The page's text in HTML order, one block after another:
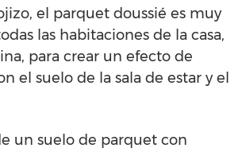
el parquet doussié es muy
las habitaciones de la casa,
para crear un efecto de
el suelo de la sala de estar y el
un suelo de parquet con